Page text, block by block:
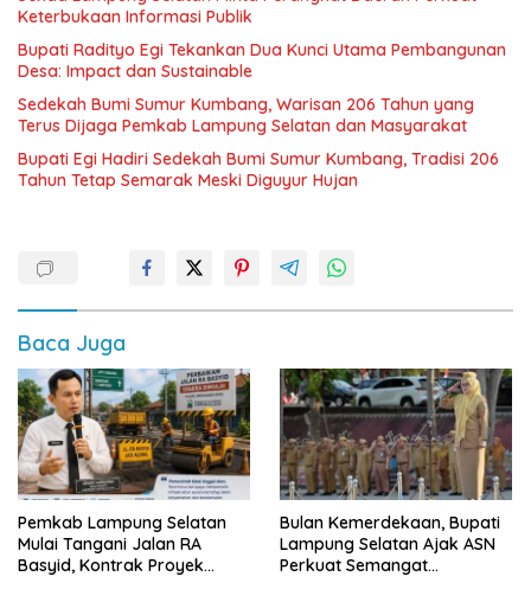
Keterbukaan Informasi Publik
Bupati Radityo Egi Tekankan Dua Kunci Utama Pembangunan
Desa: Impact dan Sustainable
Sedekah Bumi Sumur Kumbang, Warisan 206 Tahun yang
Terus Dijaga Pemkab Lampung Selatan dan Masyarakat
Bupati Egi Hadiri Sedekah Bumi Sumur Kumbang, Tradisi 206
Tahun Tetap Semarak Meski Diguyur Hujan
Baca Juga
Pemkab Lampung Selatan
Mulai Tangani Jalan RA
Basyid, Kontrak Proyek
Bulan Kemerdekaan, Bupati
Lampung Selatan Ajak ASN
Perkuat Semangat